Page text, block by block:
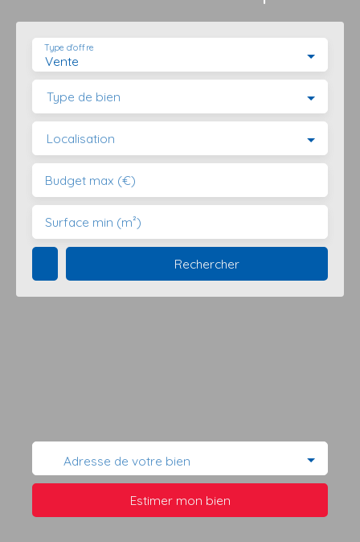
Vente
Type d'offre
Type de bien
Localisation
Budget max (€)
Surface min (m²)
Rechercher
Adresse de votre bien
Estimer mon bien